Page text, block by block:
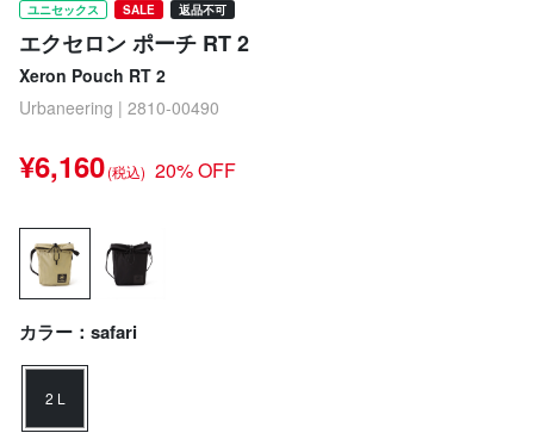
ユニセックス SALE 返品不可
エクセロン ポーチ RT 2
Xeron Pouch RT 2
Urbaneering | 2810-00490
¥6,160(税込) 20% OFF
カラー：safari
2 L